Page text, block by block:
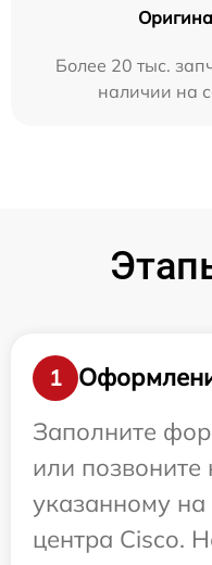
Более 20 тыс.
наличии на
1
Заполните
или
указанному на
центра Cisco.